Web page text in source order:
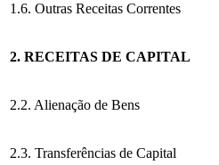
1.6. Outras Receitas Correntes
2. RECEITAS DE CAPITAL
2.2. Alienação de Bens
2.3. Transferências de Capital